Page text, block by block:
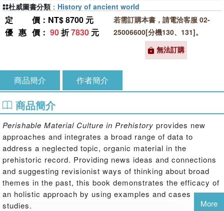
定價 ：NT$ 8700 元
優惠價 ： 90折7830 元
若需訂購本書，請電洽客服 02-
25006600[分機130、131]。
無法訂購
杜威圖書分類 ： History of ancient world
商品簡介 作者簡介
商品簡介
Perishable Material Culture in Prehistory provides new
approaches and integrates a broad range of data to
address a neglected topic, organic material in the
prehistoric record. Providing news ideas and connections
and suggesting revisionist ways of thinking about broad
themes in the past, this book demonstrates the efficacy of
an holistic approach by using examples and cases
studies.
More